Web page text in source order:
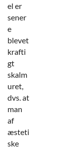
el er
sener
e
blevet
krafti
gt
skalm
uret,
dvs. at
man
af
æsteti
ske